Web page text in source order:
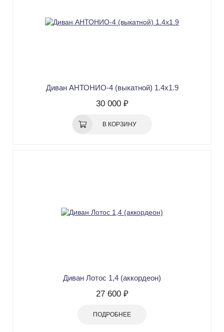
Диван АНТОНИО-4 (выкатной) 1.4х1.9
30 000 ₽
В КОРЗИНУ
Диван Лотос 1,4 (аккордеон)
27 600 ₽
ПОДРОБНЕЕ